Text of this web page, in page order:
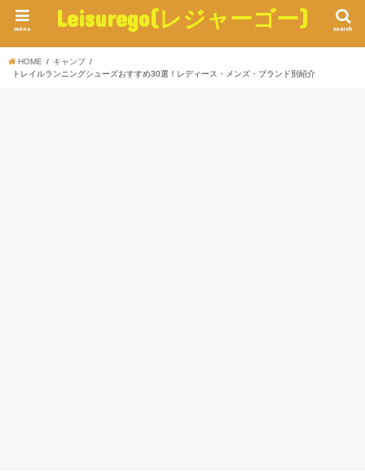
Leisurego(レジャーゴー) search
menu
HOME
キャンプ
トレイルランニングシューズおすすめ30選！レディース・メンズ・ブランド別紹介